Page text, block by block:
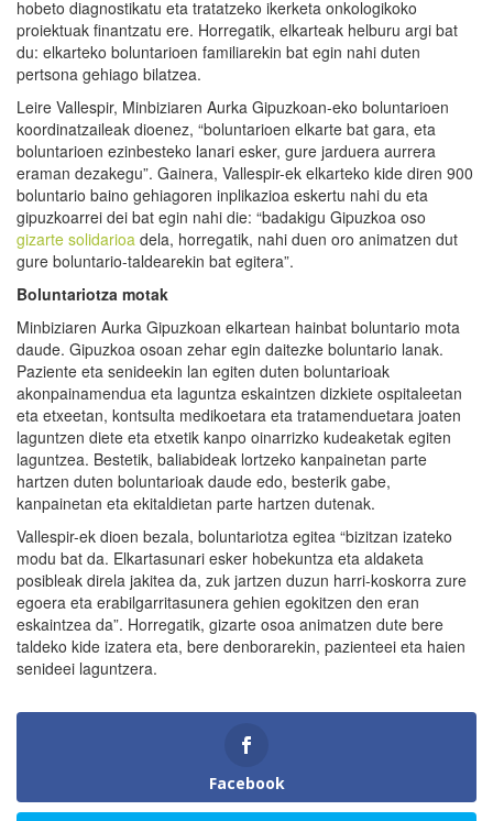
hobeto diagnostikatu eta tratatzeko ikerketa onkologikoko
proiektuak finantzatu ere. Horregatik, elkarteak helburu argi bat
du: elkarteko boluntarioen familiarekin bat egin nahi duten
pertsona gehiago bilatzea.
Leire Vallespir, Minbiziaren Aurka Gipuzkoan-eko boluntarioen
koordinatzaileak dioenez, “boluntarioen elkarte bat gara, eta
boluntarioen ezinbesteko lanari esker, gure jarduera aurrera
eraman dezakegu”. Gainera, Vallespir-ek elkarteko kide diren 900
boluntario baino gehiagoren inplikazioa eskertu nahi du eta
gipuzkoarrei dei bat egin nahi die: “badakigu Gipuzkoa oso
gizarte solidarioa dela, horregatik, nahi duen oro animatzen dut
gure boluntario-taldearekin bat egitera”.
Boluntariotza motak
Minbiziaren Aurka Gipuzkoan elkartean hainbat boluntario mota
daude. Gipuzkoa osoan zehar egin daitezke boluntario lanak.
Paziente eta senideekin lan egiten duten boluntarioak
akonpainamendua eta laguntza eskaintzen dizkiete ospitaleetan
eta etxeetan, kontsulta medikoetara eta tratamenduetara joaten
laguntzen diete eta etxetik kanpo oinarrizko kudeaketak egiten
laguntzea. Bestetik, baliabideak lortzeko kanpainetan parte
hartzen duten boluntarioak daude edo, besterik gabe,
kanpainetan eta ekitaldietan parte hartzen dutenak.
Vallespir-ek dioen bezala, boluntariotza egitea “bizitzan izateko
modu bat da. Elkartasunari esker hobekuntza eta aldaketa
posibleak direla jakitea da, zuk jartzen duzun harri-koskorra zure
egoera eta erabilgarritasunera gehien egokitzen den eran
eskaintzea da”. Horregatik, gizarte osoa animatzen dute bere
taldeko kide izatera eta, bere denborarekin, pazienteei eta haien
senideei laguntzera.
Facebook